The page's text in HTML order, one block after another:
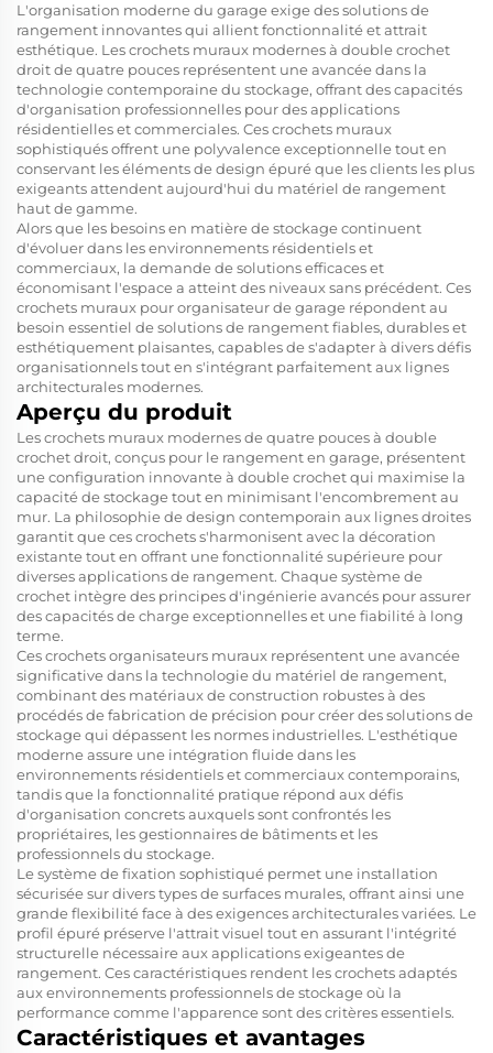
L'organisation moderne du garage exige des solutions de
rangement innovantes qui allient fonctionnalité et attrait
esthétique. Les crochets muraux modernes à double crochet
droit de quatre pouces représentent une avancée dans la
technologie contemporaine du stockage, offrant des capacités
d'organisation professionnelles pour des applications
résidentielles et commerciales. Ces crochets muraux
sophistiqués offrent une polyvalence exceptionnelle tout en
conservant les éléments de design épuré que les clients les plus
exigeants attendent aujourd'hui du matériel de rangement
haut de gamme.
Alors que les besoins en matière de stockage continuent
d'évoluer dans les environnements résidentiels et
commerciaux, la demande de solutions efficaces et
économisant l'espace a atteint des niveaux sans précédent. Ces
crochets muraux pour organisateur de garage répondent au
besoin essentiel de solutions de rangement fiables, durables et
esthétiquement plaisantes, capables de s'adapter à divers défis
organisationnels tout en s'intégrant parfaitement aux lignes
architecturales modernes.
Aperçu du produit
Les crochets muraux modernes de quatre pouces à double
crochet droit, conçus pour le rangement en garage, présentent
une configuration innovante à double crochet qui maximise la
capacité de stockage tout en minimisant l'encombrement au
mur. La philosophie de design contemporain aux lignes droites
garantit que ces crochets s'harmonisent avec la décoration
existante tout en offrant une fonctionnalité supérieure pour
diverses applications de rangement. Chaque système de
crochet intègre des principes d'ingénierie avancés pour assurer
des capacités de charge exceptionnelles et une fiabilité à long
terme.
Ces crochets organisateurs muraux représentent une avancée
significative dans la technologie du matériel de rangement,
combinant des matériaux de construction robustes à des
procédés de fabrication de précision pour créer des solutions de
stockage qui dépassent les normes industrielles. L'esthétique
moderne assure une intégration fluide dans les
environnements résidentiels et commerciaux contemporains,
tandis que la fonctionnalité pratique répond aux défis
d'organisation concrets auxquels sont confrontés les
propriétaires, les gestionnaires de bâtiments et les
professionnels du stockage.
Le système de fixation sophistiqué permet une installation
sécurisée sur divers types de surfaces murales, offrant ainsi une
grande flexibilité face à des exigences architecturales variées. Le
profil épuré préserve l'attrait visuel tout en assurant l'intégrité
structurelle nécessaire aux applications exigeantes de
rangement. Ces caractéristiques rendent les crochets adaptés
aux environnements professionnels de stockage où la
performance comme l'apparence sont des critères essentiels.
Caractéristiques et avantages